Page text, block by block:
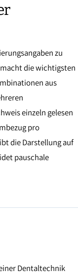
zu
die wichtigsten
aus
einzeln gelesen
pro
die Darstellung auf
pauschale
Dentaltechnik